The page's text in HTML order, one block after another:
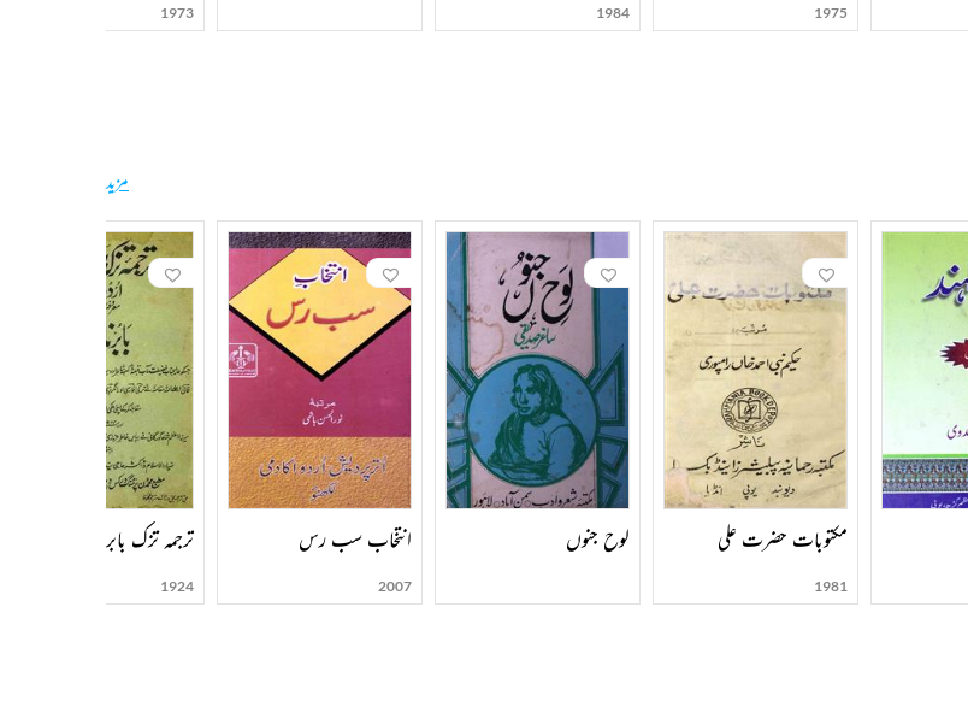
1975
1984
1973
مزید
مکتوبات حضرت علی
1981
لوح جنوں انتخاب سب رس
2007
ترجمہ تزک بابری اردو
1924